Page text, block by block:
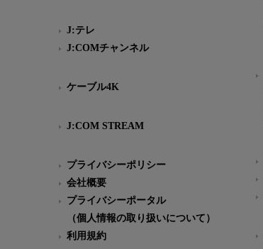
J:テレ
J:COMチャンネル
ケーブル4K
J:COM STREAM
プライバシーポリシー
会社概要
プライバシーポータル
（個人情報の取り扱いについて）
利用規約